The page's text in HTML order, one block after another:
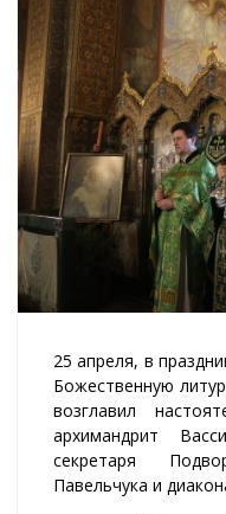
25 апреля, в
Божественную
возглавил
архимандрит
секретаря
Павельчука и